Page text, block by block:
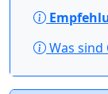
Was sind